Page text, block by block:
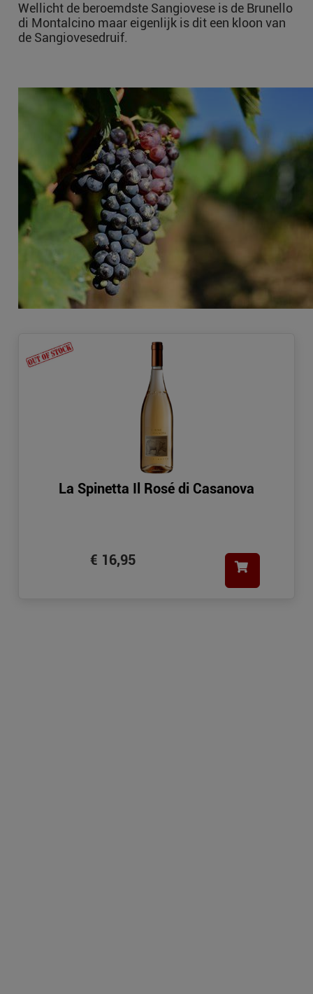
Wellicht de beroemdste Sangiovese is de Brunello
di Montalcino maar eigenlijk is dit een kloon van
de Sangiovesedruif.
La Spinetta Il Rosé di Casanova
€ 16,95